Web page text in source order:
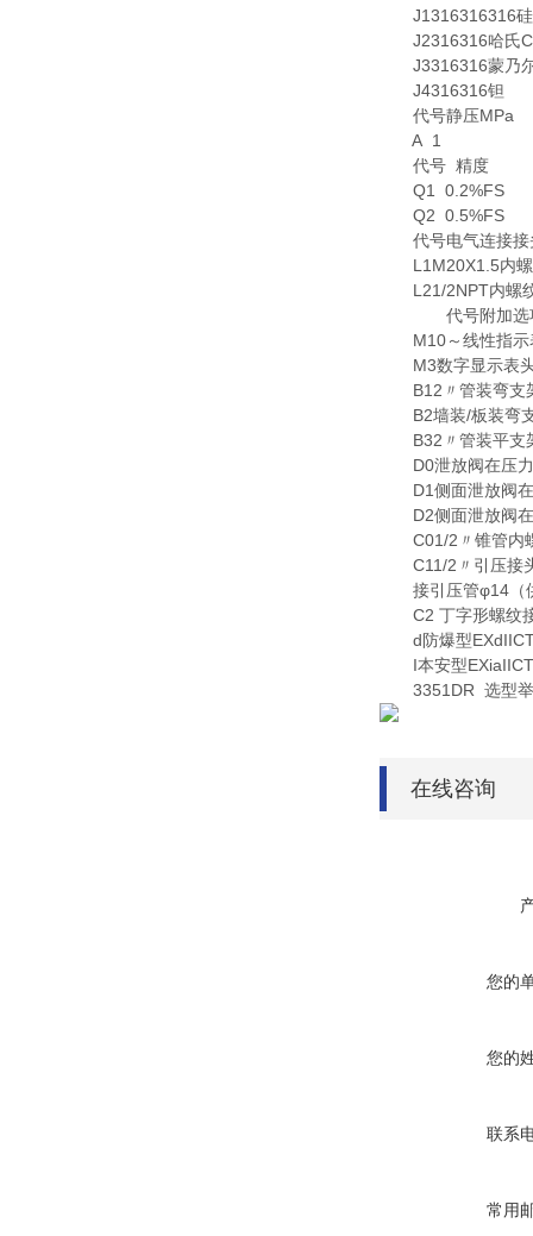
J1316316316
J2316316哈氏
J3316316蒙乃
J4316316钽
代号静压MPa
A 1
代号 精度
Q1 0.2%FS
Q2 0.5%FS
代号电气连接
L1M20X1.5内
L21/2NPT内螺
代号附加选
M10～线性指示
M3数字显示表
B12〃管装弯支
B2墙装/板装弯
B32〃管装平支
D0泄放阀在压
D1侧面泄放阀在
D2侧面泄放阀在
C01/2〃锥管内
C11/2〃引压接
接引压管φ14（
C2 丁字形螺纹
d防爆型
I本安型
3351DR 选型
在线咨询
您的
您的
联系
常用